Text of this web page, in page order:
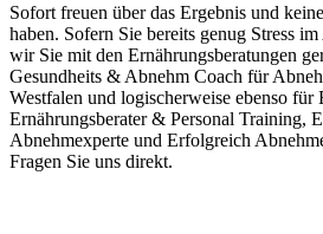
Sofort freuen über das Ergebnis und
haben. Sofern Sie bereits genug Stress
wir Sie mit den Ernährungsberatungen
Gesundheits & Abnehm Coach für
Westfalen und logischerweise ebenso für
Ernährungsberater & Personal Training,
Abnehmexperte und Erfolgreich
Fragen Sie uns direkt.